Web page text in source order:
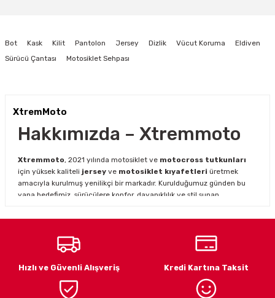
Ürün resmi kalitesiz, bozuk veya görüntülenemiyor.
Ürün fiyatı diğer sitelerden daha pahalı.
Bu ürüne benzer farklı alternatifler olmalı.
Bot Kask Kilit Pantolon Jersey Dizlik Vücut Koruma
Eldiven
Sürücü Çantası
Motosiklet Sehpası
XtremMoto
Hakkımızda – Xtremmoto
Xtremmoto, 2021 yılında motosiklet ve motocross tutkunları
için yüksek kaliteli jersey ve motosiklet kıyafetleri üretmek
amacıyla kurulmuş yenilikçi bir markadır. Kurulduğumuz günden bu
yana hedefimiz, sürücülere konfor, dayanıklılık ve stil sunan
karşılamak için genişleyen ürün yelpazemiz ile hem profesyonel
hem amatör sürücülere hitap ediyoruz.
Xtremmoto jersey
performansınızı desteklerken, zorlu arazi koşullarında maksimum
konfor sağlar.
Hızlı ve Güvenli Alışveriş Kredi Kartına Taksit